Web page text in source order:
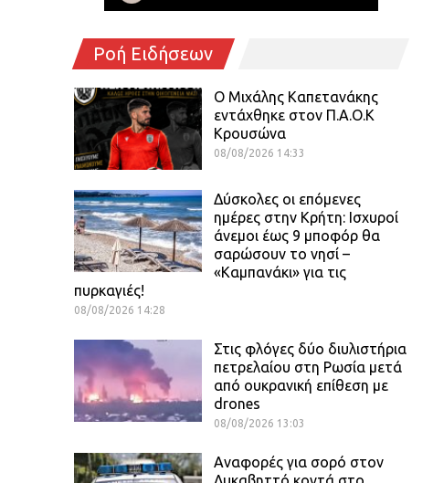
Ροή Ειδήσεων
O Mιχάλης Καπετανάκης
εντάχθηκε στον Π.Α.Ο.Κ
Κρουσώνα
08/08/2026 14:33
Δύσκολες οι επόμενες
ημέρες στην Κρήτη: Ισχυροί
άνεμοι έως 9 μποφόρ θα
σαρώσουν το νησί –
«Καμπανάκι» για τις
πυρκαγιές!
08/08/2026 14:28
Στις φλόγες δύο διυλιστήρια
πετρελαίου στη Ρωσία μετά
από ουκρανική επίθεση με
drones
08/08/2026 13:03
Αναφορές για σορό στον